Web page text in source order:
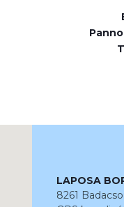
LAPOSA
8261